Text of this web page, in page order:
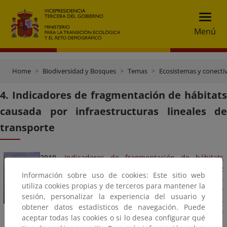
Menú
Home Biodiversidad y Bosques Temas Ecosistemas y
4. Indicadores de fragmentación de hábitats
causada por infraestructuras lineales de
transporte
2010.
Indicadores de fragmentación de hábitats
causada por infraestructuras lineales de transporte
(PDF - 31 MB)
Actualiza conceptos relacionados con
la fragmentación de hábitats. Revisa la temática de
indicadores de fragmentación y ofrece fichas
descriptivas de indicadores y orientaciones para la
selección de los mismos.
Información sobre uso de cookies: Este sitio web
utiliza cookies propias y de terceros para mantener la
sesión, personalizar la experiencia del usuario y
obtener datos estadísticos de navegación. Puede
aceptar todas las cookies o si lo desea configurar qué